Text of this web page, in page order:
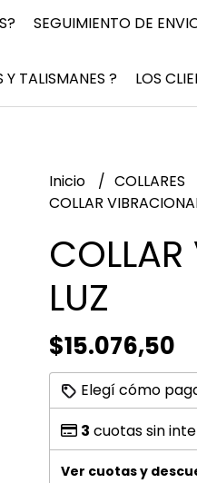
SEGUIMIENTO DE
Y TALISMANES ? LOS
Inicio COLLARES
COLLAR
LUZ
$15.076,50
Elegí cómo
3 cuotas sin
Ver cuotas y